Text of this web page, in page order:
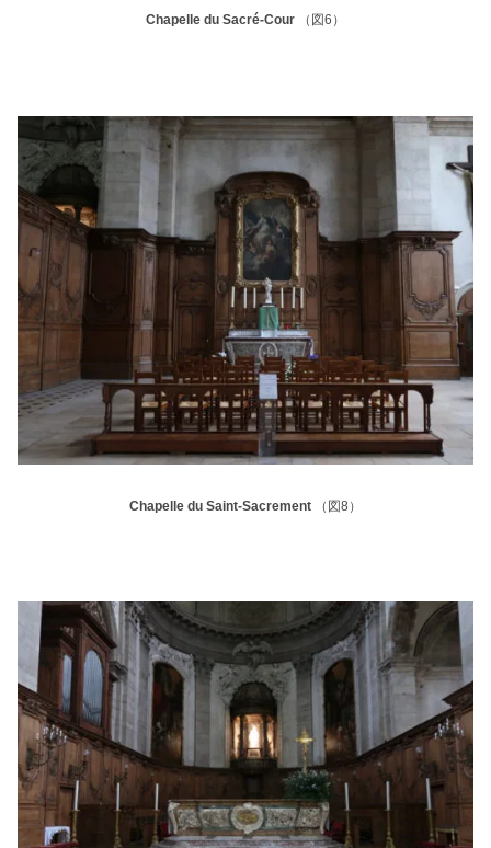
Chapelle du Sacré-Cour （図6）
Chapelle du Saint-Sacrement （図8）